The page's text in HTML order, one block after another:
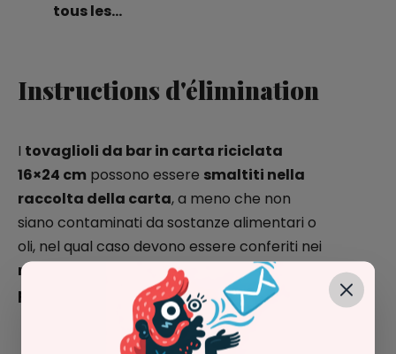
tous les…
Instructions d'élimination
I tovaglioli da bar in carta riciclata
16×24 cm possono essere smaltiti nella
raccolta della carta, a meno che non
siano contaminati da sostanze alimentari o
oli, nel qual caso devono essere conferiti nei
rifiuti organici
. Un’opzione
ecologica e
pratica
per una ristorazione più sostenibile.